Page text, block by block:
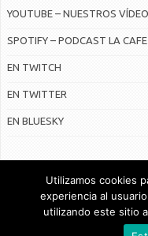
YOUTUBE – NUESTROS
SPOTIFY – PODCAST LA
EN TWITCH
EN TWITTER
EN BLUESKY
©
Utilizamos cookies
experiencia al
utilizando este sitio